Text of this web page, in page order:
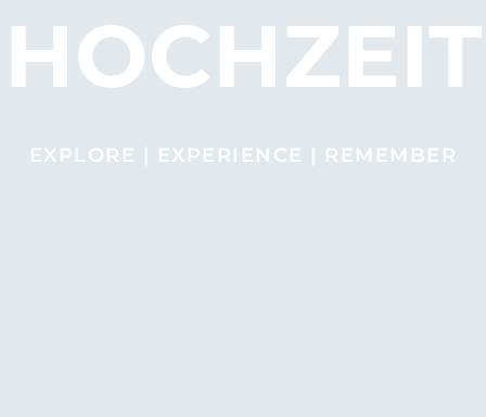
HOCHZEIT
EXPLORE | EXPERIENCE | REMEMBER